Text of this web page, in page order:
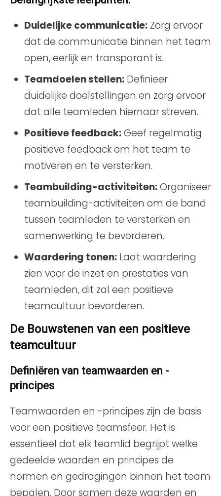
Duidelijke communicatie:Zorg ervoor
dat de communicatie binnen het team
open, eerlijk en transparant is.
Teamdoelen stellen:Definieer
duidelijke doelstellingen en zorg ervoor
dat alle teamleden hiernaar streven.
Positieve feedback:Geef regelmatig
positieve feedback om het team te
motiveren en te versterken.
Teambuilding-activiteiten:Organiseer
teambuilding-activiteiten om de band
tussen teamleden te versterken en
samenwerking te bevorderen.
Waardering tonen:Laat waardering
zien voor de inzet en prestaties van
teamleden, dit zal een positieve
teamcultuur bevorderen.
De Bouwstenen van een positieve
teamcultuur
Definiëren van teamwaarden en -
principes
Teamwaarden en -principes zijn de basis
voor een positieve teamsfeer. Het is
essentieel dat elk teamlid begrijpt welke
gedeelde waarden en principes de
normen en gedragingen binnen het team
bepalen. Door samen deze waarden en